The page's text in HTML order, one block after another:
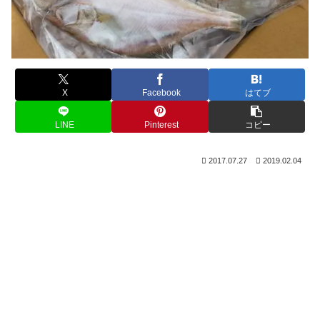
X Facebook はてブ
LINE Pinterest コピー
2017.07.27 2019.02.04